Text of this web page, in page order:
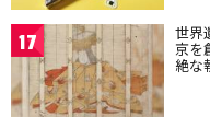
17 世界
京を
絶な